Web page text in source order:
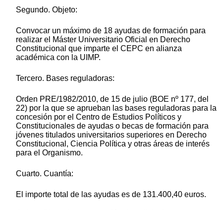
Segundo. Objeto:
Convocar un máximo de 18 ayudas de formación para
realizar el Máster Universitario Oficial en Derecho
Constitucional que imparte el CEPC en alianza
académica con la UIMP.
Tercero. Bases reguladoras:
Orden PRE/1982/2010, de 15 de julio (BOE nº 177, del
22) por la que se aprueban las bases reguladoras para la
concesión por el Centro de Estudios Políticos y
Constitucionales de ayudas o becas de formación para
jóvenes titulados universitarios superiores en Derecho
Constitucional, Ciencia Política y otras áreas de interés
para el Organismo.
Cuarto. Cuantía:
El importe total de las ayudas es de 131.400,40 euros.